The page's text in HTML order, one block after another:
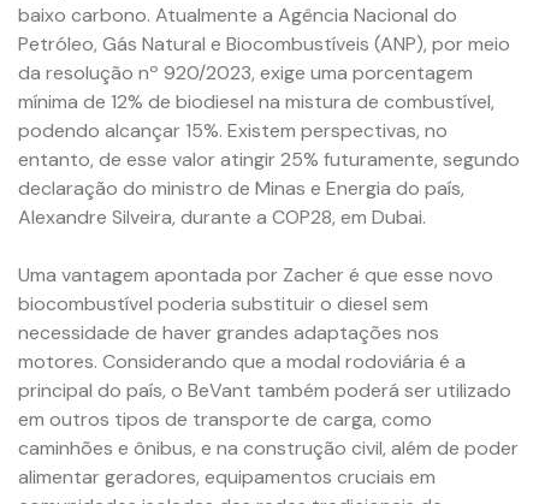
baixo carbono. Atualmente a Agência Nacional do
Petróleo, Gás Natural e Biocombustíveis (ANP), por meio
da resolução nº 920/2023, exige uma porcentagem
mínima de 12% de biodiesel na mistura de combustível,
podendo alcançar 15%. Existem perspectivas, no
entanto, de esse valor atingir 25% futuramente, segundo
declaração do ministro de Minas e Energia do país,
Alexandre Silveira, durante a COP28, em Dubai.
Uma vantagem apontada por Zacher é que esse novo
biocombustível poderia substituir o diesel sem
necessidade de haver grandes adaptações nos
motores. Considerando que a modal rodoviária é a
principal do país, o BeVant também poderá ser utilizado
em outros tipos de transporte de carga, como
caminhões e ônibus, e na construção civil, além de poder
alimentar geradores, equipamentos cruciais em